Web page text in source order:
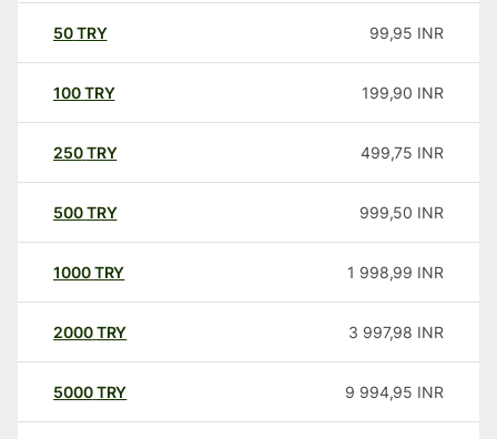
50TRY 99,95 INR
100TRY 199,90 INR
250TRY 499,75 INR
500TRY 999,50 INR
1000TRY 1 998,99 INR
2000TRY 3 997,98 INR
5000TRY 9 994,95 INR